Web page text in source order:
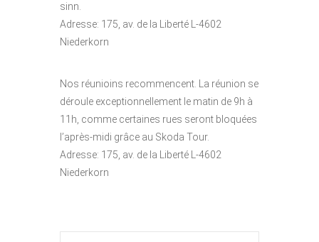
sinn.
Adresse: 175, av. de la Liberté L-4602
Niederkorn
Nos réunioins recommencent. La réunion se
déroule exceptionnellement le matin de 9h à
11h, comme certaines rues seront bloquées
l’après-midi grâce au Skoda Tour.
Adresse: 175, av. de la Liberté L-4602
Niederkorn